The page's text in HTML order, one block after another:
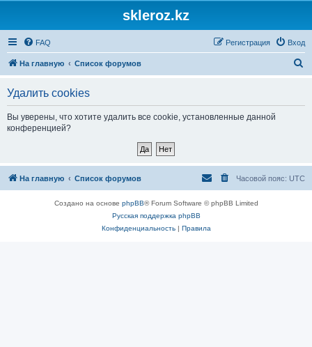
skleroz.kz
FAQ Вход
Регистрация
На главную Список форумов
Удалить cookies
Вы уверены, что хотите удалить все cookie, установленные данной
конференцией?
На главную Список форумов Часовой пояс: UTC
Создано на основе phpBB® Forum Software © phpBB Limited
Русская поддержка phpBB
Конфиденциальность| Правила